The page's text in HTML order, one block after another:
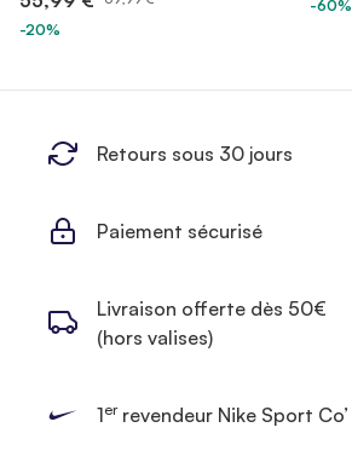
-20%
-60%
Retours sous 30 jours
Paiement sécurisé
Livraison offerte dès 50€
(hors valises)
1errevendeur Nike Sport Co’